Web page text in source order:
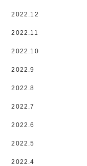
2022.12
2022.11
2022.10
2022.9
2022.8
2022.7
2022.6
2022.5
2022.4